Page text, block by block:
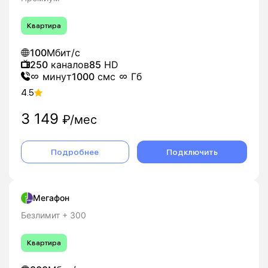
Квартира
100Мбит/с
250 каналов85 HD
минут1000 смс Гб
4.5
3 149 ₽/мес
Подробнее Подключить
Мегафон
Безлимит + 300
Квартира